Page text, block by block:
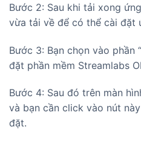
Bước 2: Sau khi tải xong
vừa tải về để có thể cài đặt
Bước 3: Bạn chọn vào phần
đặt phần mềm Streamlabs
Bước 4: Sau đó trên màn
và bạn cần click vào nút
đặt.